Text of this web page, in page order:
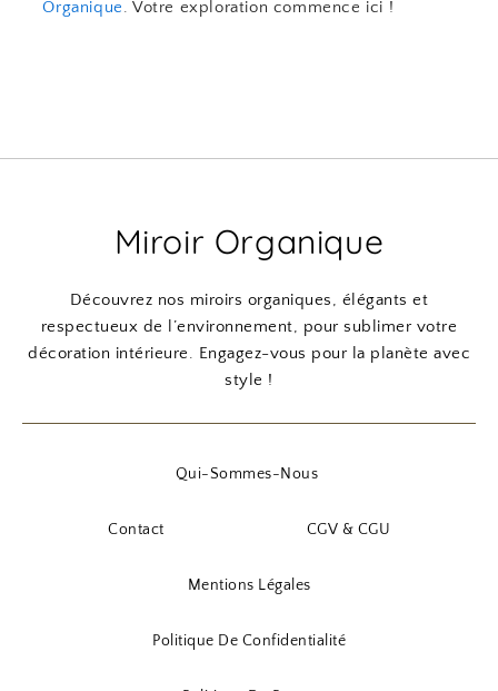
Organique. Votre exploration commence ici !
Miroir Organique
Découvrez nos miroirs organiques, élégants et
respectueux de l’environnement, pour sublimer votre
décoration intérieure. Engagez-vous pour la planète avec
style !
Qui-Sommes-Nous
Contact CGV & CGU
Mentions Légales
Politique De Confidentialité